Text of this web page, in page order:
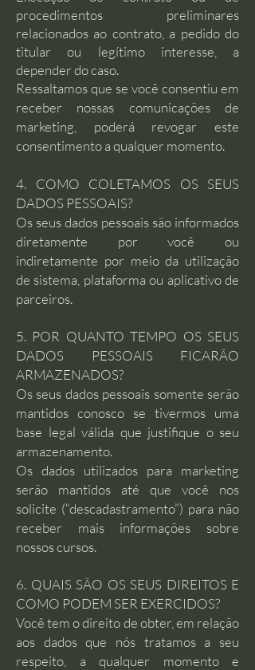
procedimentos preliminares
relacionados ao contrato, a pedido do
titular ou legítimo interesse, a
depender do caso.
Ressaltamos que se você consentiu em
receber nossas comunicações de
marketing, poderá revogar este
consentimento a qualquer momento.
4. COMO COLETAMOS OS SEUS
DADOS PESSOAIS?
Os seus dados pessoais são informados
diretamente por você ou
indiretamente por meio da utilização
de sistema, plataforma ou aplicativo de
parceiros.
5. POR QUANTO TEMPO OS SEUS
DADOS PESSOAIS FICARÃO
ARMAZENADOS?
Os seus dados pessoais somente serão
mantidos conosco se tivermos uma
base legal válida que justifique o seu
armazenamento.
Os dados utilizados para marketing
serão mantidos até que você nos
solicite (“descadastramento”) para não
receber mais informações sobre
nossos cursos.
6. QUAIS SÃO OS SEUS DIREITOS E
COMO PODEM SER EXERCIDOS?
Você tem o direito de obter, em relação
aos dados que nós tratamos a seu
respeito, a qualquer momento e